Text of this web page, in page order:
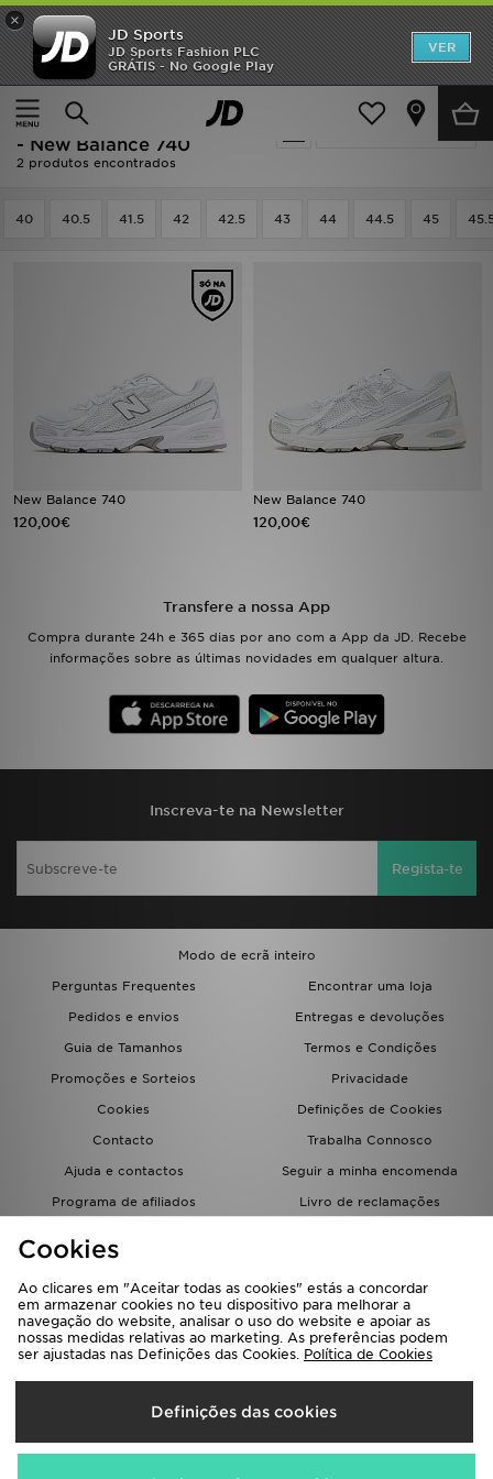
×
JD Sports
JD Sports Fashion PLC
GRÁTIS - No Google Play
VER
Página principal
Homem Calçado de Homem
Actualizar a pesquisa
Branco Calçado de Homem
- New Balance 740
2 produtos encontrados
40 40.5 41.5 42 42.5 43 44 44.5 45
New Balance 740
120,00€
New Balance 740
120,00€
Transfere a nossa App
Compra durante 24h e 365 dias por ano com a App da JD. Recebe
informações sobre as últimas novidades em qualquer altura.
Inscreva-te na Newsletter
Regista-te
Modo de ecrã inteiro
Perguntas Frequentes
Encontrar uma loja
Pedidos e envios
Entregas e devoluções
Guia de Tamanhos
Termos e Condições
Promoções e Sorteios
Privacidade
Cookies
Definições de Cookies
Contacto
Trabalha Connosco
Ajuda e contactos
Seguir a minha encomenda
Programa de afiliados
Livro de reclamações
Seleciona O País
Portugal
INÍCIO
Promoções
NOVIDADES
FUTEBOL JD
VER MARCAS
MY JD
ATENÇÃO AO CLIENTE
FAZ DOWNLOAD DA APP
TRABALHA CONNOSCO
Cookies
Ao clicares em "Aceitar todas as cookies" estás a concordar
em armazenar cookies no teu dispositivo para melhorar a
navegação do website, analisar o uso do website e apoiar as
nossas medidas relativas ao marketing. As preferências podem
ser ajustadas nas Definições das Cookies. Política de Cookies
Definições das cookies